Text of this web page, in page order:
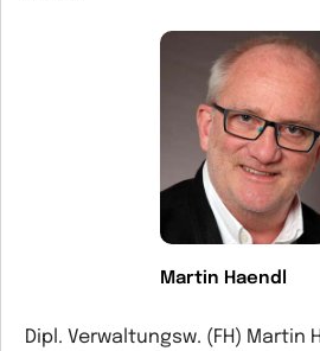
Martin Haendl
Dipl. Verwaltungsw. (FH) Martin